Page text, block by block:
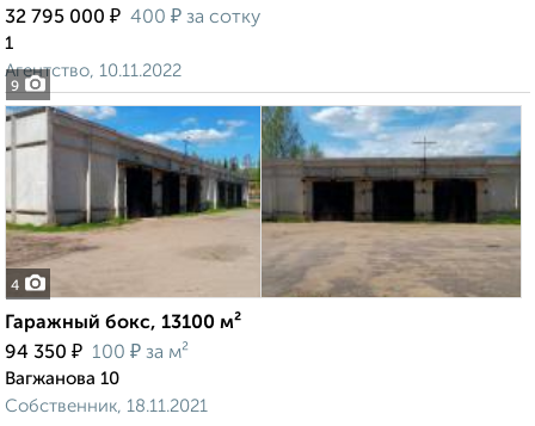
9
32 795 000 ₽ 400 ₽ за сотку
1
Агентство, 10.11.2022
4
Гаражный бокс, 13100 м²
94 350 ₽ 100 ₽ за м²
Вагжанова 10
Собственник, 18.11.2021